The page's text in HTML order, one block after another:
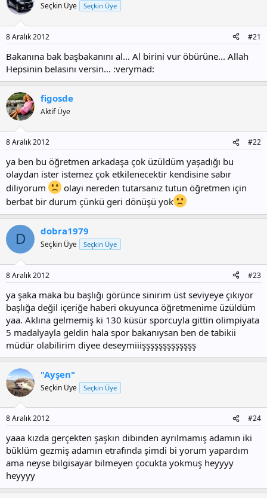
Seçkin Üye Seçkin Üye
8 Aralık 2012 #21
Bakanına bak başbakanını al... Al birini vur öbürüne... Allah
Hepsinin belasını versin... :verymad:
figosde
Aktif Üye
8 Aralık 2012 #22
ya ben bu öğretmen arkadaşa çok üzüldüm yaşadığı bu
olaydan ister istemez çok etkilenecektir kendisine sabır
diliyorum
olayı nereden tutarsanız tutun öğretmen için
berbat bir durum çünkü geri dönüşü yok
D dobra1979
Seçkin Üye Seçkin Üye
8 Aralık 2012 #23
ya şaka maka bu başlığı görünce sinirim üst seviyeye çıkıyor
başlığa değil içeriğe haberi okuyunca öğretmenime üzüldüm
yaa. Aklına gelmemiş ki 130 küsür sporcuyla gittin olimpiyata
5 madalyayla geldin hala spor bakanıysan ben de tabikii
müdür olabilirim diyee deseymiiişşşşşşşşşşşşş
"Ayşen"
Seçkin Üye Seçkin Üye
8 Aralık 2012 #24
yaaa kızda gerçekten şaşkın dibinden ayrılmamış adamın iki
büklüm gezmiş adamın etrafında şimdi bi yorum yapardım
ama neyse bilgisayar bilmeyen çocukta yokmuş heyyyy
heyyyy